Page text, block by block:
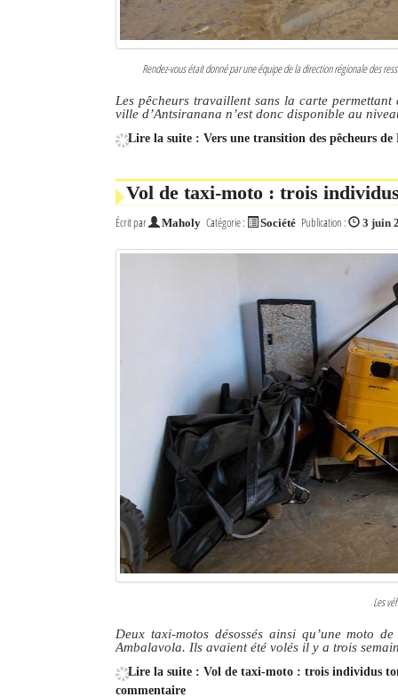
Rendez-vous était donné par une équipe de la direction régionale des
Les pêcheurs travaillent sans la carte
ville d’Antsiranana n’est donc disponible au
Lire la suite : Vers une transition des pêcheurs de
Vol de taxi-moto : trois
Écrit par Maholy Catégorie : Société Publication : 3 juin
Les
Deux taxi-motos désossés ainsi qu’une moto
Ambalavola. Ils avaient été volés il y a trois
Lire la suite : Vol de taxi-moto : trois individus
commentaire